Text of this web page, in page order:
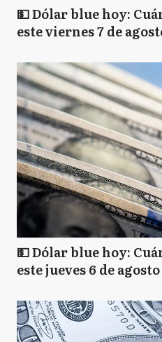
💵 Dólar blue hoy:
este viernes 7 de
💵 Dólar blue hoy:
este jueves 6 de